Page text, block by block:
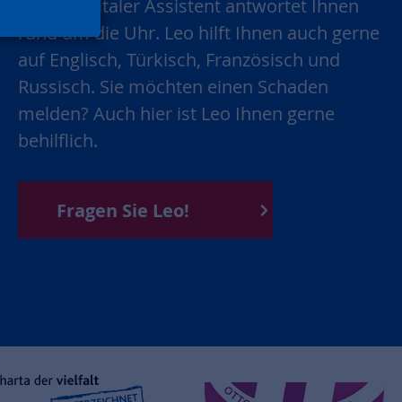
Unser digitaler Assistent antwortet Ihnen
rund um die Uhr. Leo hilft Ihnen auch gerne
auf Englisch, Türkisch, Französisch und
Russisch. Sie möchten einen Schaden
melden? Auch hier ist Leo Ihnen gerne
behilflich.
Fragen Sie Leo!